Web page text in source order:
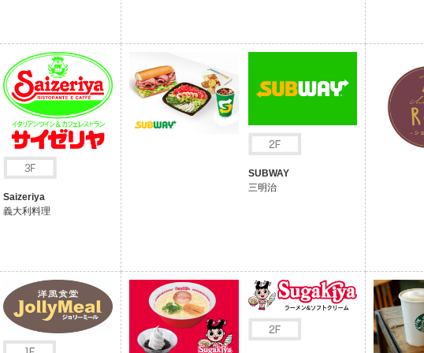
Saizeriya
義大利料理
SUBWAY
三明治